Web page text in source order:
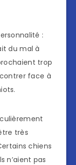
:
du mal à
trop
face à
très
chiens
n’aient pas